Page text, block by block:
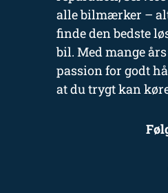
alle bilmærker –
finde den bedste
bil. Med mange
passion for godt
at du trygt kan